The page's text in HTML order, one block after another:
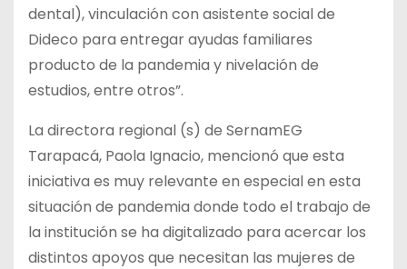
dental), vinculación con asistente social de
Dideco para entregar ayudas familiares
producto de la pandemia y nivelación de
estudios, entre otros”.
La directora regional (s) de SernamEG
Tarapacá, Paola Ignacio, mencionó que esta
iniciativa es muy relevante en especial en esta
situación de pandemia donde todo el trabajo de
la institución se ha digitalizado para acercar los
distintos apoyos que necesitan las mujeres de